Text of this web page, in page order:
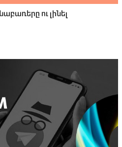
ու լինել